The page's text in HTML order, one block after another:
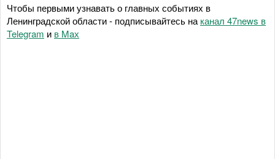
Чтобы первыми узнавать о главных событиях в
Ленинградской области - подписывайтесь на канал 47news в
Telegram и в Maх